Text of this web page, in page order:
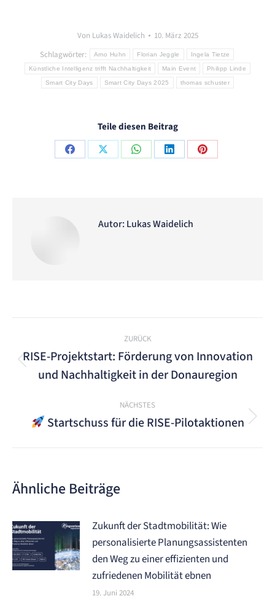
Von Lukas Waidelich
10. März 2025
Schlagwörter:
Arno Huhn Florian Jeggle Ingela Tietze
Künstliche Intelligenz trifft Nachhaltigkeit Main Event Philipp Linde
Smart City Days Smart City Days 2025 thomas schuster
Teile diesen Beitrag
Share
Share
Share
Share
Share
Autor: Lukas Waidelich
Kommentarnavigation
ZURÜCK
Vorheriger
Beitrag:
RISE-Projektstart: Förderung von Innovation
und Nachhaltigkeit in der Donauregion
NÄCHSTES
Nächster
Startschuss für die RISE-Pilotaktionen
Ähnliche Beiträge
Zukunft der Stadtmobilität: Wie
personalisierte Planungsassistenten
den Weg zu einer effizienten und
zufriedenen Mobilität ebnen
19. Juni 2024